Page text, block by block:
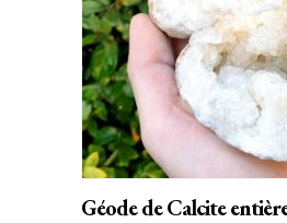
AJOUTER AU
Géode de Calcite